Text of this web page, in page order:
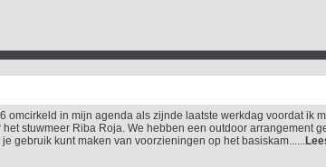
omcirkeld in mijn agenda als zijnde laatste werkdag voordat ik
stuwmeer Riba Roja. We hebben een outdoor arrangement
gebruik kunt maken van voorzieningen op het basiskam......